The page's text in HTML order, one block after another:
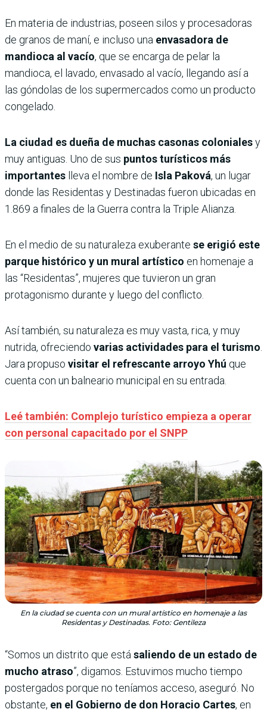
En materia de industrias, poseen silos y procesadoras
de granos de maní, e incluso una envasadora de
mandioca al vacío, que se encarga de pelar la
mandioca, el lavado, envasado al vacío, llegando así a
las góndolas de los supermercados como un producto
congelado.
La ciudad es dueña de muchas casonas colonialesy
muy antiguas. Uno de sus puntos turísticos más
importantes
lleva el nombre de Isla Paková, un lugar
donde las Residentas y Destinadas fueron ubicadas en
1.869 a finales de la Guerra contra la Triple Alianza.
En el medio de su naturaleza exuberante se erigió este
parque histórico y un mural artístico en homenaje a
las “Residentas”, mujeres que tuvieron un gran
protagonismo durante y luego del conflicto.
Así también, su naturaleza es muy vasta, rica, y muy
nutrida, ofreciendo varias actividades para el turismo
Jara propuso visitar el refrescante arroyo Yhú que
cuenta con un balneario municipal en su entrada.
Leé también: Complejo turístico empieza a operar
con personal capacitado por el SNPP
En la ciudad se cuenta con un mural artístico en homenaje a las
Residentas y Destinadas. Foto: Gentileza
“Somos un distrito que estásaliendo de un estado de
mucho atraso”, digamos. Estuvimos mucho tiempo
postergados porque no teníamos acceso, aseguró. No
obstante, en el Gobierno de don Horacio Cartes, en